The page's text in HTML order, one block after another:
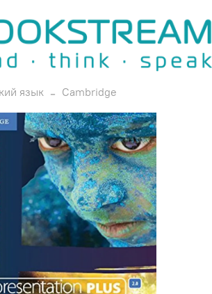
язык Cambridge